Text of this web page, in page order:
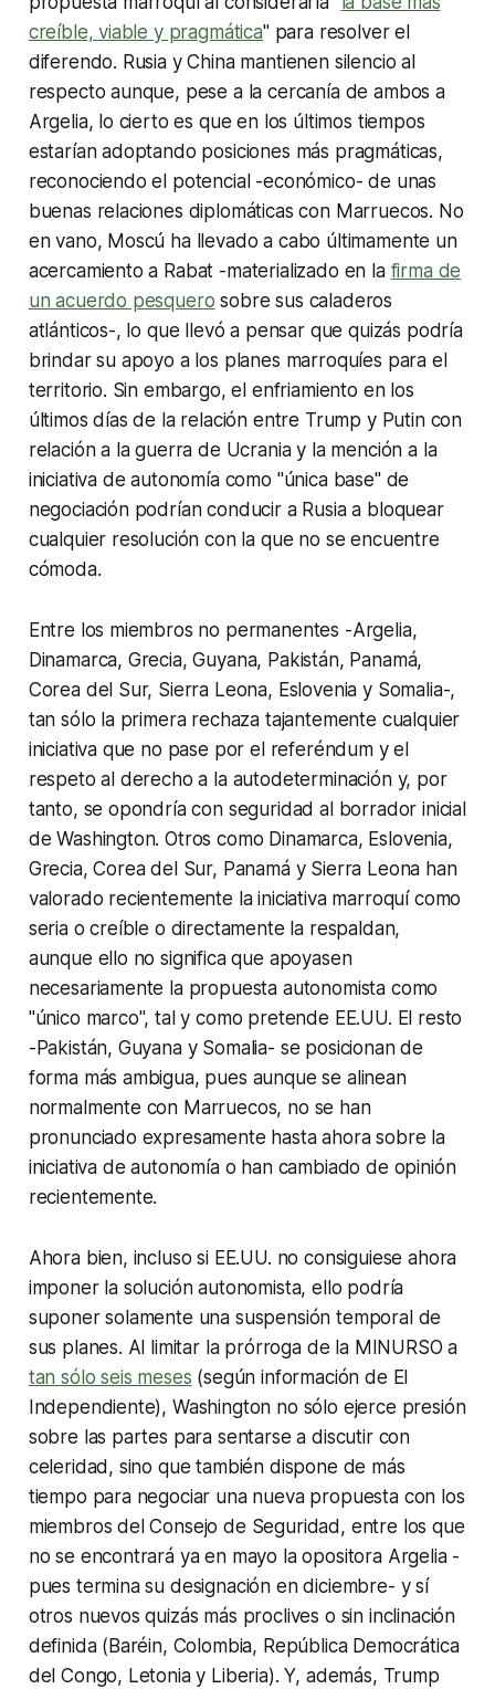
creíble, viable y pragmática" para resolver el
diferendo. Rusia y China mantienen silencio al
respecto aunque, pese a la cercanía de ambos a
Argelia, lo cierto es que en los últimos tiempos
estarían adoptando posiciones más pragmáticas,
reconociendo el potencial -económico- de unas
buenas relaciones diplomáticas con Marruecos. No
en vano, Moscú ha llevado a cabo últimamente un
acercamiento a Rabat -materializado en la firma de
un acuerdo pesquero sobre sus caladeros
atlánticos-, lo que llevó a pensar que quizás podría
brindar su apoyo a los planes marroquíes para el
territorio. Sin embargo, el enfriamiento en los
últimos días de la relación entre Trump y Putin con
relación a la guerra de Ucrania y la mención a la
iniciativa de autonomía como "única base" de
negociación podrían conducir a Rusia a bloquear
cualquier resolución con la que no se encuentre
cómoda.
Entre los miembros no permanentes -Argelia,
Dinamarca, Grecia, Guyana, Pakistán, Panamá,
Corea del Sur, Sierra Leona, Eslovenia y Somalia-,
tan sólo la primera rechaza tajantemente cualquier
iniciativa que no pase por el referéndum y el
respeto al derecho a la autodeterminación y, por
tanto, se opondría con seguridad al borrador inicial
de Washington. Otros como Dinamarca, Eslovenia,
Grecia, Corea del Sur, Panamá y Sierra Leona han
valorado recientemente la iniciativa marroquí como
seria o creíble o directamente la respaldan,
aunque ello no significa que apoyasen
necesariamente la propuesta autonomista como
"único marco", tal y como pretende EE.UU. El resto
-Pakistán, Guyana y Somalia- se posicionan de
forma más ambigua, pues aunque se alinean
normalmente con Marruecos, no se han
pronunciado expresamente hasta ahora sobre la
iniciativa de autonomía o han cambiado de opinión
recientemente.
Ahora bien, incluso si EE.UU. no consiguiese ahora
imponer la solución autonomista, ello podría
suponer solamente una suspensión temporal de
sus planes. Al limitar la prórroga de la MINURSO a
tan sólo seis meses (según información de El
Independiente), Washington no sólo ejerce presión
sobre las partes para sentarse a discutir con
celeridad, sino que también dispone de más
tiempo para negociar una nueva propuesta con los
miembros del Consejo de Seguridad, entre los que
no se encontrará ya en mayo la opositora Argelia -
pues termina su designación en diciembre- y sí
otros nuevos quizás más proclives o sin inclinación
definida (Baréin, Colombia, República Democrática
del Congo, Letonia y Liberia). Y, además, Trump